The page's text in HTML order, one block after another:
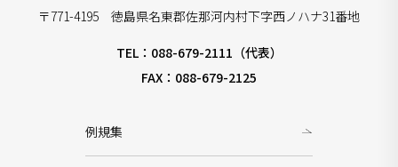
〒771-4195 徳島県名東郡佐那河内村下字西ノハナ31番地
TEL：088-679-2111（代表）
FAX：088-679-2125
例規集